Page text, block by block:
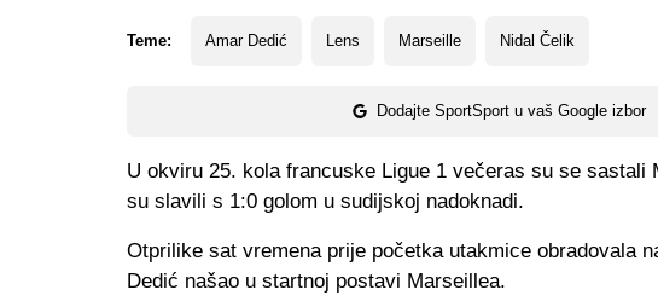
Teme: Amar Dedić Lens Marseille Nidal Čelik
Dodajte SportSport u vaš Google izbor
U okviru 25. kola francuske Ligue 1 večeras su se sastali
su slavili s 1:0 golom u sudijskoj nadoknadi.
Otprilike sat vremena prije početka utakmice obradovala
Dedić našao u startnoj postavi Marseillea.